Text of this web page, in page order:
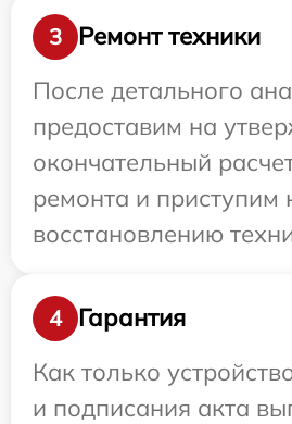
3
Ремонт техники
После детального
предоставим на
окончательный
ремонта и приступим
восстановлению
4
Гарантия
Как только
и подписания акта